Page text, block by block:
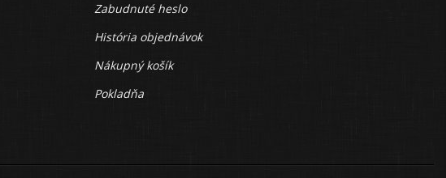
Zabudnuté heslo
História objednávok
Nákupný košík
Pokladňa